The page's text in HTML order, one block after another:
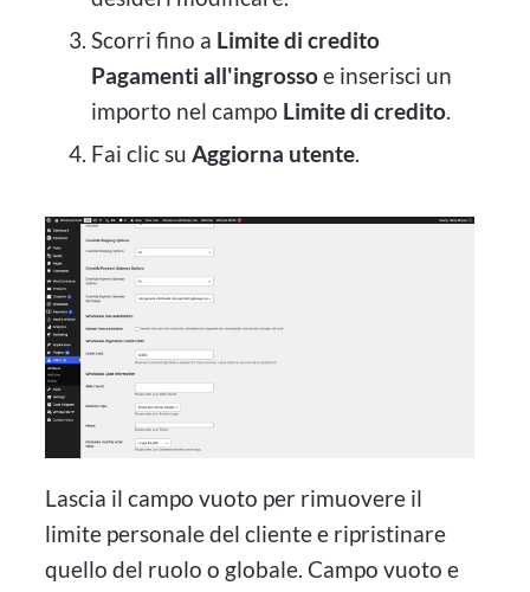
Scorri fino a Limite di credito
Pagamenti all'ingrossoe inserisci un
importo nel campo Limite di credito.
Fai clic su Aggiorna utente.
Lascia il campo vuoto per rimuovere il
limite personale del cliente e ripristinare
quello del ruolo o globale. Campo vuoto e